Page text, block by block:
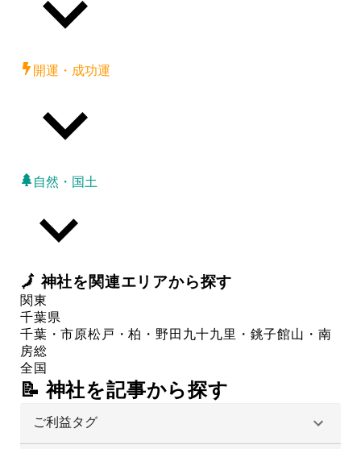
開運・成功運
自然・国土
🗾神社を関連エリアから探す
関東
千葉県
千葉・市原松戸・柏・野田 九十九里・銚子館山・南
房総
全国
📝 神社を記事から探す
ご利益タグ